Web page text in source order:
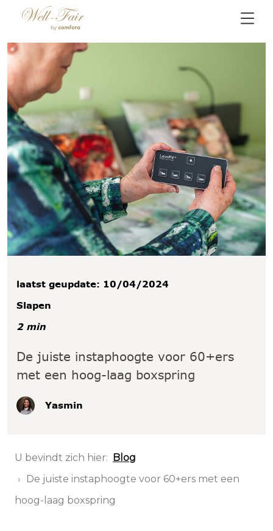
laatst geupdate: 10/04/2024
Slapen
2 min
De juiste instaphoogte voor 60+ers
met een hoog-laag boxspring
Yasmin
U bevindt zich hier: Blog
De juiste instaphoogte voor 60+ers met een
hoog-laag boxspring